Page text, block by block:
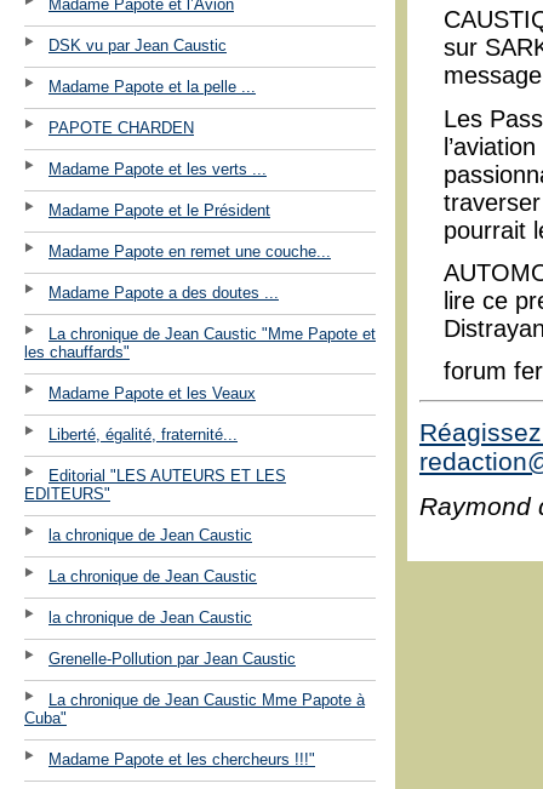
Madame Papote et l’Avion
DSK vu par Jean Caustic
Madame Papote et la pelle ...
PAPOTE CHARDEN
Madame Papote et les verts ...
Madame Papote et le Président
Madame Papote en remet une couche...
Madame Papote a des doutes ...
La chronique de Jean Caustic "Mme Papote et
les chauffards"
Madame Papote et les Veaux
Liberté, égalité, fraternité...
Editorial "LES AUTEURS ET LES
EDITEURS"
la chronique de Jean Caustic
La chronique de Jean Caustic
la chronique de Jean Caustic
Grenelle-Pollution par Jean Caustic
La chronique de Jean Caustic Mme Papote à
Cuba"
Madame Papote et les chercheurs !!!"
sur
message
Les
pourrait
lire ce
forum
Raymond